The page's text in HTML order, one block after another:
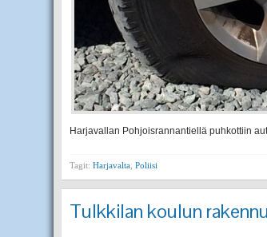
Harjavallan Pohjoisrannantiellä puhkottiin
Tagit: Harjavalta Poliisi
Tulkkilan koulun